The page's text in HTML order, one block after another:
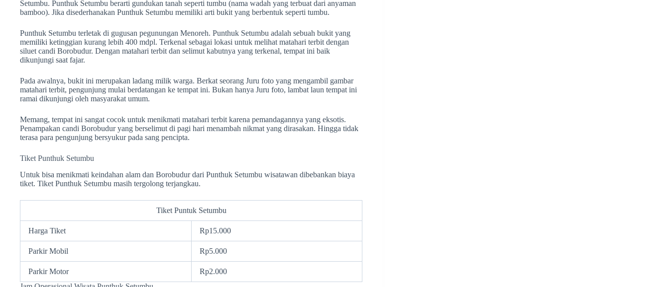
Setumbu. Punthuk Setumbu berarti gundukan tanah seperti tumbu (nama wadah yang terbuat dari anyaman
bamboo). Jika disederhanakan Punthuk Setumbu memiliki arti bukit yang berbentuk seperti tumbu.
Punthuk Setumbu terletak di gugusan pegunungan Menoreh. Punthuk Setumbu adalah sebuah bukit yang
memiliki ketinggian kurang lebih 400 mdpl. Terkenal sebagai lokasi untuk melihat matahari terbit dengan
siluet candi Borobudur. Dengan matahari terbit dan selimut kabutnya yang terkenal, tempat ini baik
dikunjungi saat fajar.
Pada awalnya, bukit ini merupakan ladang milik warga. Berkat seorang Juru foto yang mengambil gambar
matahari terbit, pengunjung mulai berdatangan ke tempat ini. Bukan hanya Juru foto, lambat laun tempat ini
ramai dikunjungi oleh masyarakat umum.
Memang, tempat ini sangat cocok untuk menikmati matahari terbit karena pemandagannya yang eksotis.
Penampakan candi Borobudur yang berselimut di pagi hari menambah nikmat yang dirasakan. Hingga tidak
terasa para pengunjung bersyukur pada sang pencipta.
Tiket Punthuk Setumbu
Untuk bisa menikmati keindahan alam dan Borobudur dari Punthuk Setumbu wisatawan dibebankan biaya
tiket. Tiket Punthuk Setumbu masih tergolong terjangkau.
Tiket Puntuk Setumbu
Harga Tiket Rp15.000
Parkir Mobil Rp5.000
Parkir Motor
Rp2.000